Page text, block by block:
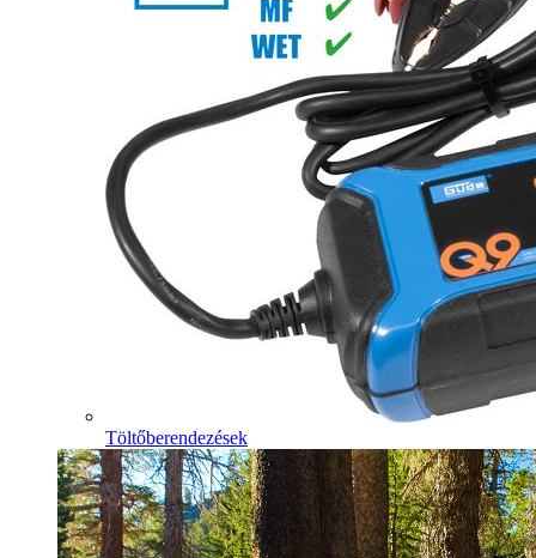
Töltőberendezések